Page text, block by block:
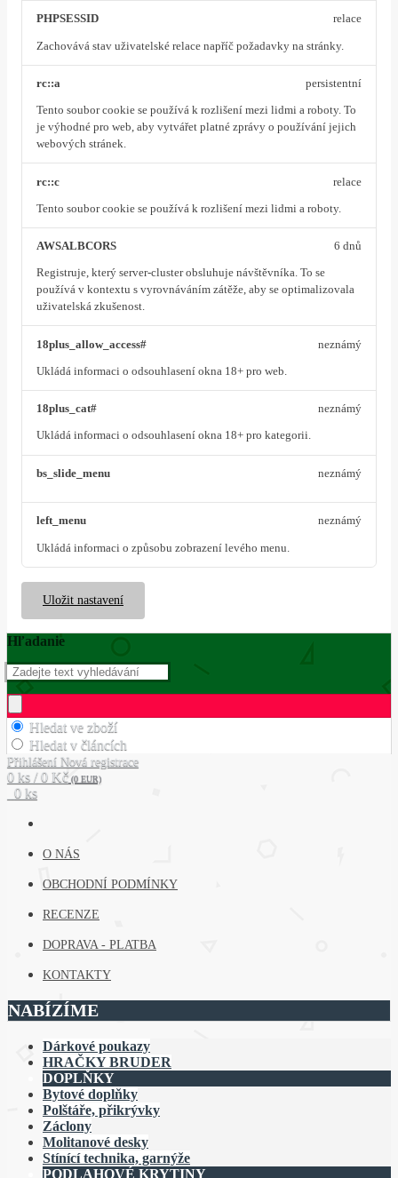
PHPSESSID
Zachovává stav uživatelské relace napříč požadavky na stránky.
relace
rc::a
Tento soubor cookie se používá k rozlišení mezi lidmi a roboty. To
je výhodné pro web, aby vytvářet platné zprávy o používání jejich
webových stránek.
persistentní
rc::c
Tento soubor cookie se používá k rozlišení mezi lidmi a roboty.
relace
AWSALBCORS
Registruje, který server-cluster obsluhuje návštěvníka. To se
používá v kontextu s vyrovnáváním zátěže, aby se optimalizovala
uživatelská zkušenost.
6 dnů
18plus_allow_access#
Ukládá informaci o odsouhlasení okna 18+ pro web.
neznámý
18plus_cat#
Ukládá informaci o odsouhlasení okna 18+ pro kategorii.
neznámý
bs_slide_menu neznámý
left_menu
Ukládá informaci o způsobu zobrazení levého menu.
neznámý
Uložit nastavení
Hľadanie
Hledat ve zboží
Hledat v článcích
Přihlášení Nová registrace
0 ks / 0 Kč (0 EUR)
0 ks
O NÁS
OBCHODNÍ PODMÍNKY
RECENZE
DOPRAVA - PLATBA
KONTAKTY
NABÍZÍME
Dárkové poukazy
HRAČKY BRUDER
DOPLŇKY
Bytové doplňky
Polštáře, přikrývky
Záclony
Molitanové desky
Stínící technika, garnýže
PODLAHOVÉ KRYTINY